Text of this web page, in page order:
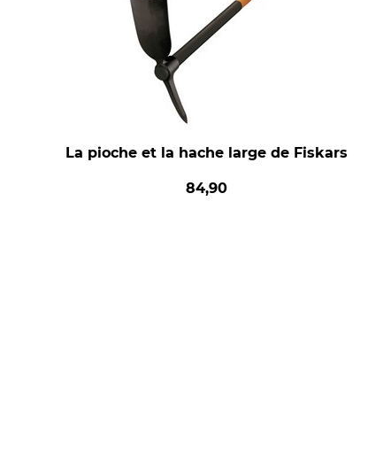
La pioche et la hache large de Fiskars
84,90